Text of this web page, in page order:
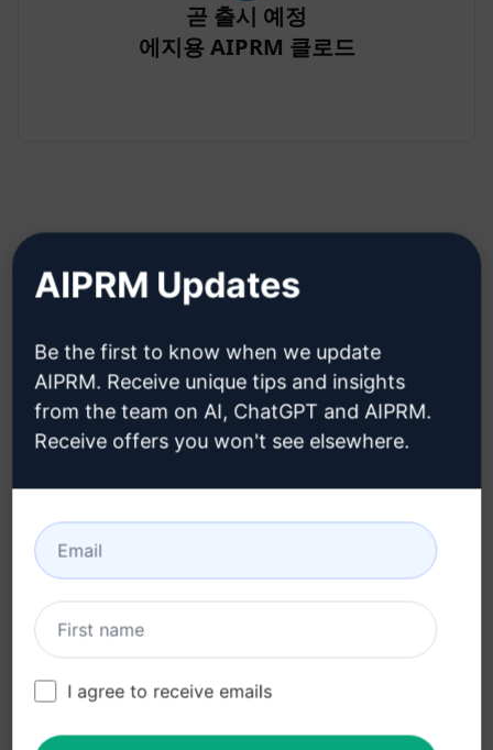
곧 출시 예정
에지용 AIPRM 클로드
2단계: Claude 계정 만들기
클라우데 계정을 만드는 방법을 알
아보려면 여기를 클릭하세요.
3단계: Claude에서 프롬프트 사용
지금 Claude에서 프롬프트를 사용해 보세요.
AIPRM Updates
Be the first to know when we update
AIPRM. Receive unique tips and insights
from the team on AI, ChatGPT and AIPRM.
Receive offers you won't see elsewhere.
I agree to receive emails